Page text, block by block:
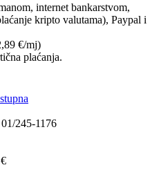
internet bankarstvom,
kripto valutama), Paypal i
€/mj)
plaćanja.
01/245-1176